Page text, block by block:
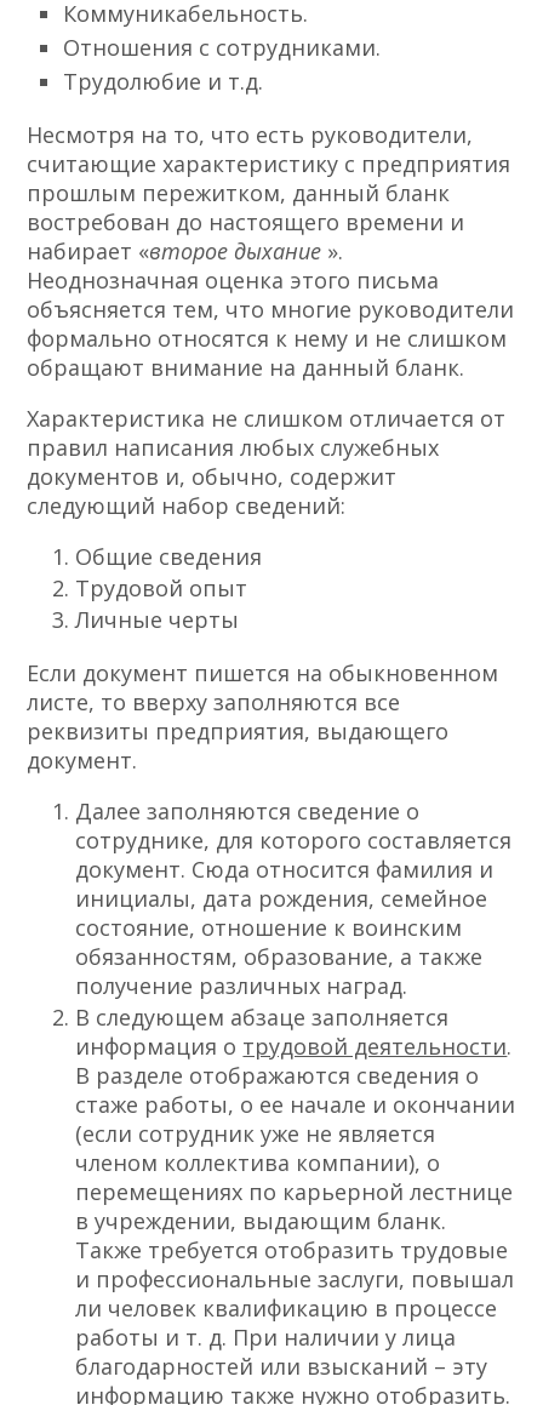
Коммуникабельность.
Отношения с сотрудниками.
Трудолюбие и т.д.
Несмотря на то, что есть руководители,
считающие характеристику с предприятия
прошлым пережитком, данный бланк
востребован до настоящего времени и
набирает «второе дыхание ».
Неоднозначная оценка этого письма
объясняется тем, что многие руководители
формально относятся к нему и не слишком
обращают внимание на данный бланк.
Характеристика не слишком отличается от
правил написания любых служебных
документов и, обычно, содержит
следующий набор сведений:
Общие сведения
Трудовой опыт
Личные черты
Если документ пишется на обыкновенном
листе, то вверху заполняются все
реквизиты предприятия, выдающего
документ.
Далее заполняются сведение о
сотруднике, для которого составляется
документ. Сюда относится фамилия и
инициалы, дата рождения, семейное
состояние, отношение к воинским
обязанностям, образование, а также
получение различных наград.
В следующем абзаце заполняется
информация о трудовой деятельности.
В разделе отображаются сведения о
стаже работы, о ее начале и окончании
(если сотрудник уже не является
членом коллектива компании), о
перемещениях по карьерной лестнице
в учреждении, выдающим бланк.
Также требуется отобразить трудовые
и профессиональные заслуги, повышал
ли человек квалификацию в процессе
работы и т. д. При наличии у лица
благодарностей или взысканий – эту
информацию также нужно отобразить.